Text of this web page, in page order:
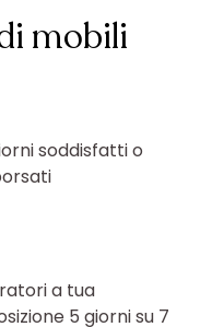
mobili
soddisfatti o
a tua
5 giorni su 7